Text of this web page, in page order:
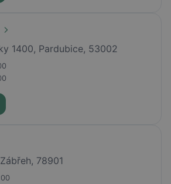
1400, Pardubice, 53002
78901